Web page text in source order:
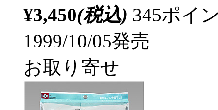
¥3,450(税込) 345ポイ
1999/10/05発売
お取り寄せ